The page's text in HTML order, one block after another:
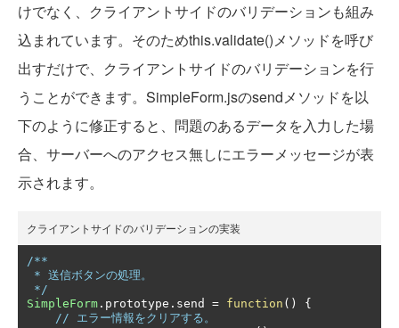
けでなく、クライアントサイドのバリデーションも組み
込まれています。そのためthis.validate()メソッドを呼び
出すだけで、クライアントサイドのバリデーションを行
うことができます。SimpleForm.jsのsendメソッドを以
下のように修正すると、問題のあるデータを入力した場
合、サーバーへのアクセス無しにエラーメッセージが表
示されます。
クライアントサイドのバリデーションの実装
/**
*/
SimpleForm . prototype . send = function ()
{
// エラー情報をクリアする。